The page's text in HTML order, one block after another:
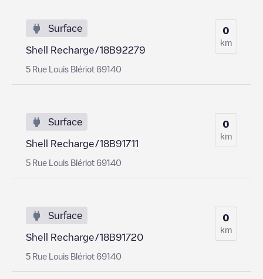
Surface
Shell Recharge/18B92279
5 Rue Louis Blériot 69140
0
km
Surface
Shell Recharge/18B91711
5 Rue Louis Blériot 69140
0
km
Surface
Shell Recharge/18B91720
5 Rue Louis Blériot 69140
0
km